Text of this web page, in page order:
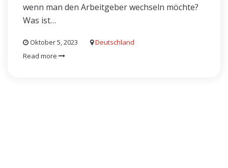
wenn man den Arbeitgeber wechseln möchte?
Was ist…
Oktober 5, 2023
Deutschland
Read more